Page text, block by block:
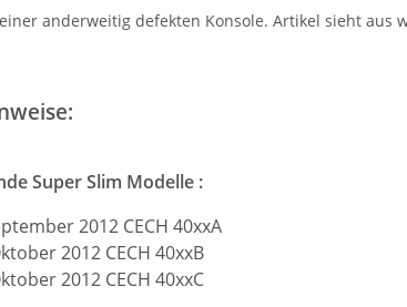
anderweitig defekten Konsole. Artikel sieht aus
Super Slim Modelle :
2012 CECH 40xxA
2012 CECH 40xxB
2012 CECH 40xxC